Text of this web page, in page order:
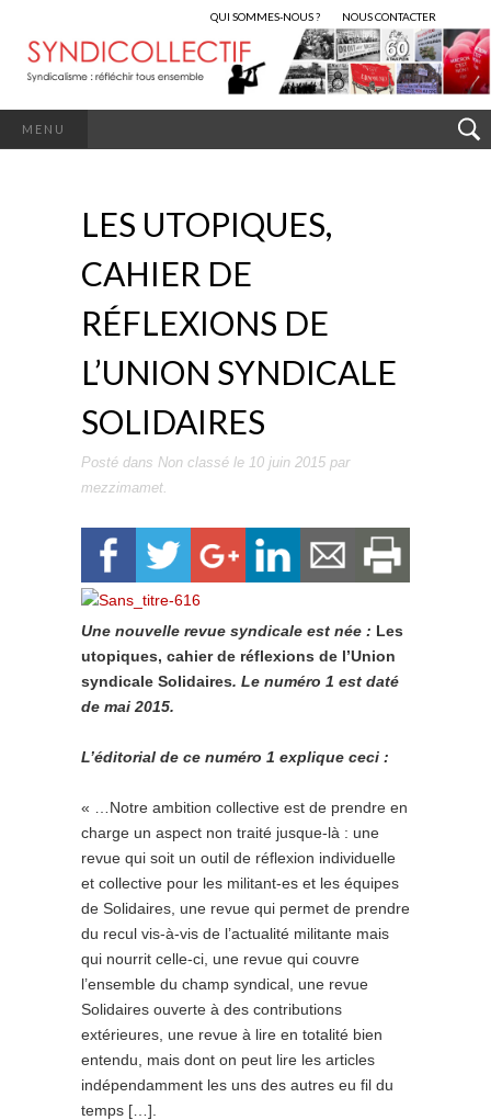
QUI SOMMES-NOUS ? NOUS CONTACTER
MENU
LES UTOPIQUES,
CAHIER DE
RÉFLEXIONS DE
L’UNION SYNDICALE
SOLIDAIRES
Posté dans Non classé le 10 juin 2015 par
mezzimamet.
Une nouvelle revue syndicale est née : Les
utopiques, cahier de réflexions de l’Union
syndicale Solidaires. Le numéro 1 est daté
de mai 2015.
L’éditorial de ce numéro 1 explique ceci :
« …Notre ambition collective est de prendre en
charge un aspect non traité jusque-là : une
revue qui soit un outil de réflexion individuelle
et collective pour les militant-es et les équipes
de Solidaires, une revue qui permet de prendre
du recul vis-à-vis de l’actualité militante mais
qui nourrit celle-ci, une revue qui couvre
l’ensemble du champ syndical, une revue
Solidaires ouverte à des contributions
extérieures, une revue à lire en totalité bien
entendu, mais dont on peut lire les articles
indépendamment les uns des autres eu fil du
temps […].